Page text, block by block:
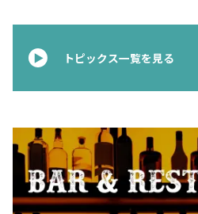
トピックス一覧を見る